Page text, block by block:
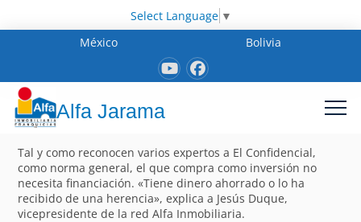
Select Language ▼
México
Bolivia
Alfa Jarama
Tal y como reconocen varios expertos a El Confidencial,
como norma general, el que compra como inversión no
necesita financiación. «Tiene dinero ahorrado o lo ha
recibido de una herencia», explica a Jesús Duque,
vicepresidente de la red Alfa Inmobiliaria.